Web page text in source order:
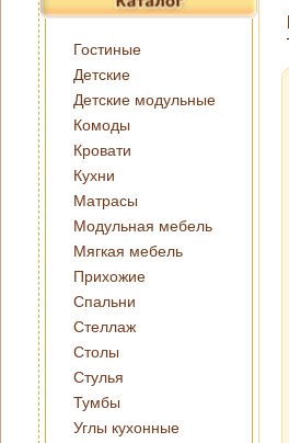
Гостиные
Детские
Детские модульные
Комоды
Кровати
Кухни
Матрасы
Модульная мебель
Мягкая мебель
Прихожие
Спальни
Стеллаж
Столы
Стулья
Тумбы
Углы кухонные